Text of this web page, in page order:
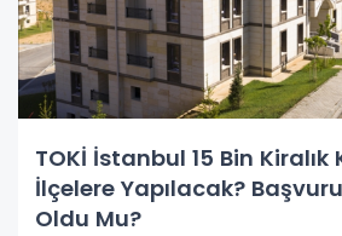
TOKİ İstanbul 15 Bin
İlçelere Yapılacak?
Oldu Mu?